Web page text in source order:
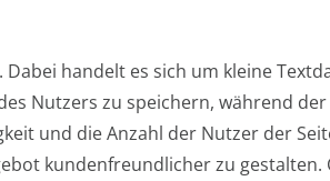
Dabei handelt es sich um kleine
Nutzers zu speichern, während
und die Anzahl der Nutzer der
kundenfreundlicher zu